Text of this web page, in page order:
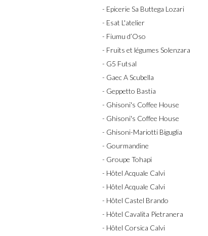
- Epicerie Sa Buttega Lozari
- Esat L'atelier
- Fiumu d’Oso
- Fruits et légumes Solenzara
- G5 Futsal
- Gaec A Scubella
- Geppetto Bastia
- Ghisoni's Coffee House
- Ghisoni's Coffee House
- Ghisoni-Mariotti Biguglia
- Gourmandine
- Groupe Tohapi
- Hôtel Acquale Calvi
- Hôtel Acquale Calvi
- Hôtel Castel Brando
- Hôtel Cavalita Pietranera
- Hôtel Corsica Calvi